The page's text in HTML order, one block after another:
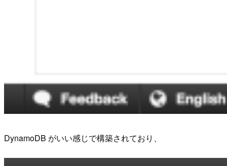
DynamoDB がいい感じで構築されており、